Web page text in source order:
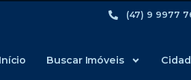
(47) 9 9977
Início Buscar Imóveis